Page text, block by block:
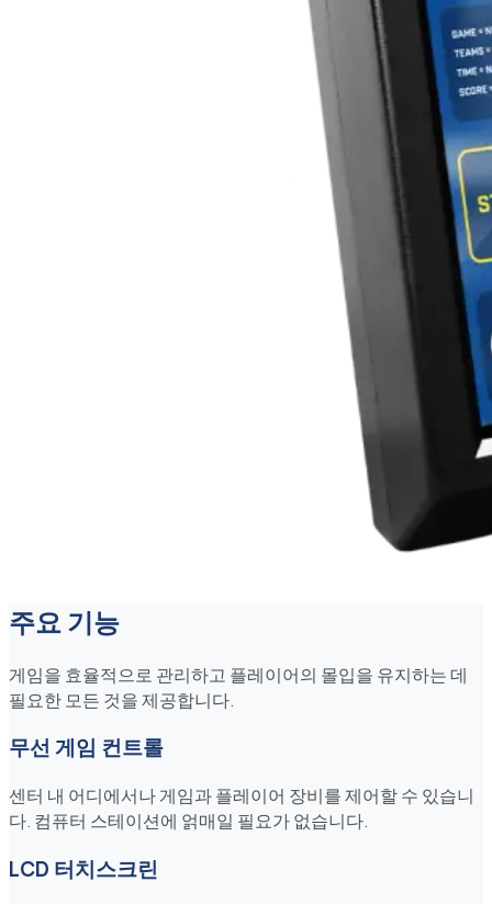
주요 기능
게임을 효율적으로 관리하고 플레이어의 몰입을 유지하는 데
필요한 모든 것을 제공합니다.
무선 게임 컨트롤
센터 내 어디에서나 게임과 플레이어 장비를 제어할 수 있습니
다. 컴퓨터 스테이션에 얽매일 필요가 없습니다.
LCD 터치스크린